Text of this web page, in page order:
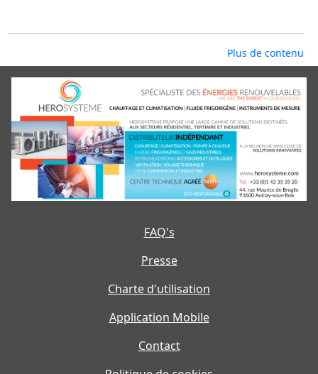
Plus de contenu
FAQ's
Presse
Charte d'utilisation
Application Mobile
Contact